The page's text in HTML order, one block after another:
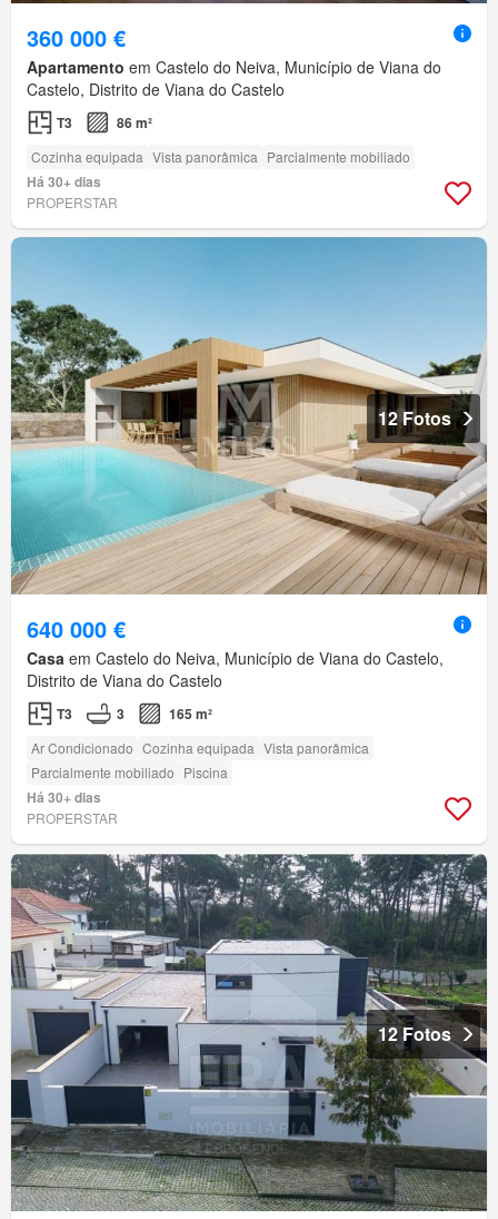
360 000 €
Apartamento em Castelo do Neiva, Município de Viana do
Castelo, Distrito de Viana do Castelo
T3 86 m²
Cozinha equipada Vista panorâmica Parcialmente mobiliado
Há 30+ dias
PROPERSTAR
12 Fotos
640 000 €
Casa em Castelo do Neiva, Município de Viana do Castelo,
Distrito de Viana do Castelo
T3 3 165 m²
Ar Condicionado Cozinha equipada Vista panorâmica
Parcialmente mobiliado Piscina
Há 30+ dias
PROPERSTAR
12 Fotos